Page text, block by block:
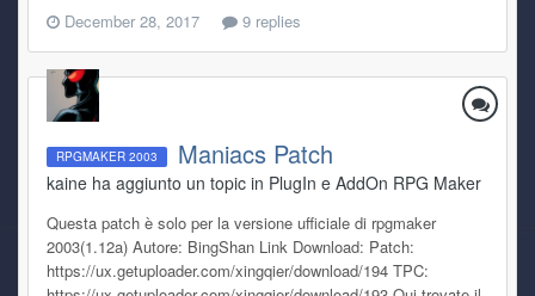
December 28, 2017
9 replies
RPGMAKER 2003 Maniacs Patch
kaine ha aggiunto un topic in PlugIn e AddOn RPG Maker
Questa patch è solo per la versione ufficiale di rpgmaker
2003(1.12a) Autore: BingSha n Link Download: Patch:
https://ux.getuploader.com/xingqier/download/194 TPC: